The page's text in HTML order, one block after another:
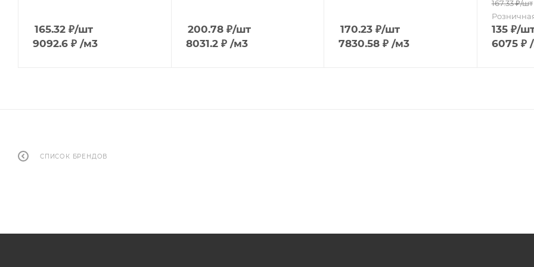
165.32 ₽/шт
9092.6 ₽ /м3
200.78₽/шт
8031.2 ₽ /м3
170.23 ₽/шт
7830.58 ₽ /м3
167.33₽/шт
135₽/
6075 ₽
СПИСОК БРЕНДОВ